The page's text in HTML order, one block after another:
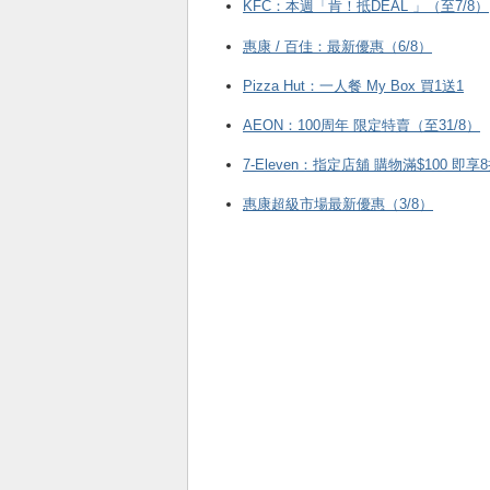
KFC ：本週「肯！抵DEAL 」（至7/8）
惠康 / 百佳：最新優惠（6/8）
Pizza Hut：一人餐 My Box 買1送1
AEON：100周年 限定特賣（至31/8）
7-Eleven：指定店舖 購物滿$100 即享8
惠康超級市場最新優惠（3/8）